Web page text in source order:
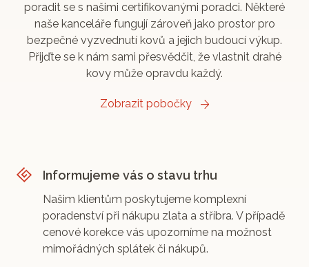
poradit se s našimi certifikovanými poradci. Některé
naše kanceláře fungují zároveň jako prostor pro
bezpečné vyzvednutí kovů a jejich budoucí výkup.
Přijďte se k nám sami přesvědčit, že vlastnit drahé
kovy může opravdu každý.
Zobrazit pobočky
Informujeme vás o stavu trhu
Našim klientům poskytujeme komplexní
poradenství při nákupu zlata a stříbra. V případě
cenové korekce vás upozorníme na možnost
mimořádných splátek či nákupů.